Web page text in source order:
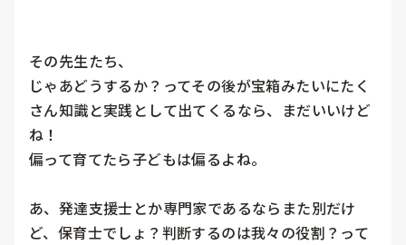
その先生たち、
じゃあどうするか？ってその後が宝箱みたいにたく
さん知識と実践として出てくるなら、まだいいけど
ね！
偏って育てたら子どもは偏るよね。
あ、発達支援士とか専門家であるならまた別だけ
ど、保育士でしょ？判断するのは我々の役割？って